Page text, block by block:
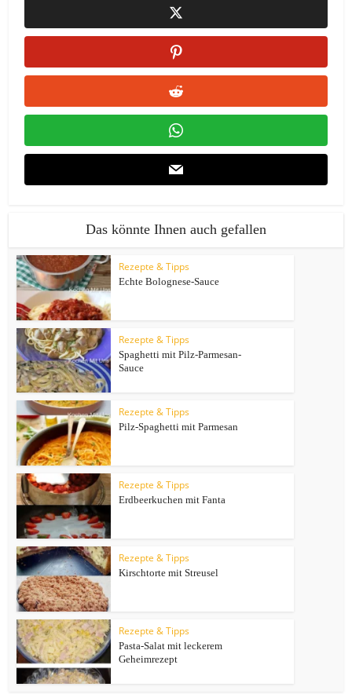
Das könnte Ihnen auch gefallen
Rezepte & Tipps
Echte Bolognese-Sauce
Rezepte & Tipps
Spaghetti mit Pilz-Parmesan-
Sauce
Rezepte & Tipps
Pilz-Spaghetti mit Parmesan
Rezepte & Tipps
Erdbeerkuchen mit Fanta
Rezepte & Tipps
Kirschtorte mit Streusel
Rezepte & Tipps
Pasta-Salat mit leckerem
Geheimrezept